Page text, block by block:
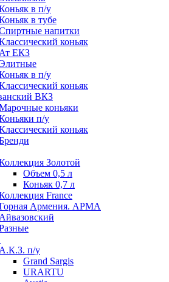
в п/у
в тубе
напитки
коньяк
ЕКЗ
в п/у
коньяк
ВКЗ
коньяки
п/у
коньяк
Золотой
Объем 0,5 л
Коньяк 0,7 л
France
Армения. АРМА
Айвазовский
А.К.З. п/у
Grand Sargis
URARTU